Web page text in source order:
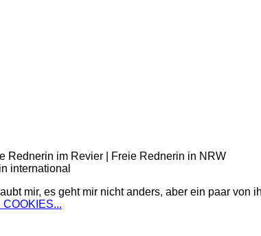
Rednerin im Revier | Freie Rednerin in NRW
international
mir, es geht mir nicht anders, aber ein paar von